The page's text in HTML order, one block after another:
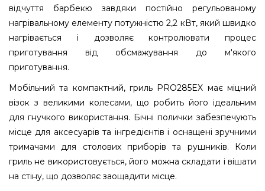
відчуття барбекю завдяки постійно регульованому
нагрівальному елементу потужністю 2,2 кВт, який швидко
нагрівається і дозволяє контролювати процес
приготування від обсмажування до м'якого
приготування.
Мобільний та компактний, гриль PRO285EX має міцний
візок з великими колесами, що робить його ідеальним
для гнучкого використання. Бічні полички забезпечують
місце для аксесуарів та інгредієнтів і оснащені зручними
тримачами для столових приборів та рушників. Коли
гриль не використовується, його можна складати і вішати
на стіну, що дозволяє заощадити місце.